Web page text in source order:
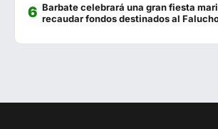
La Escama
Los Hermanitos
Cervecería Los Tres Hermanos
Barbate celebrará una gran fiesta
recaudar fondos destinados al